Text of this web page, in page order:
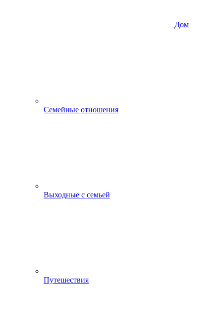
Дом
Семейные отношения
Выходные с семьей
Путешествия